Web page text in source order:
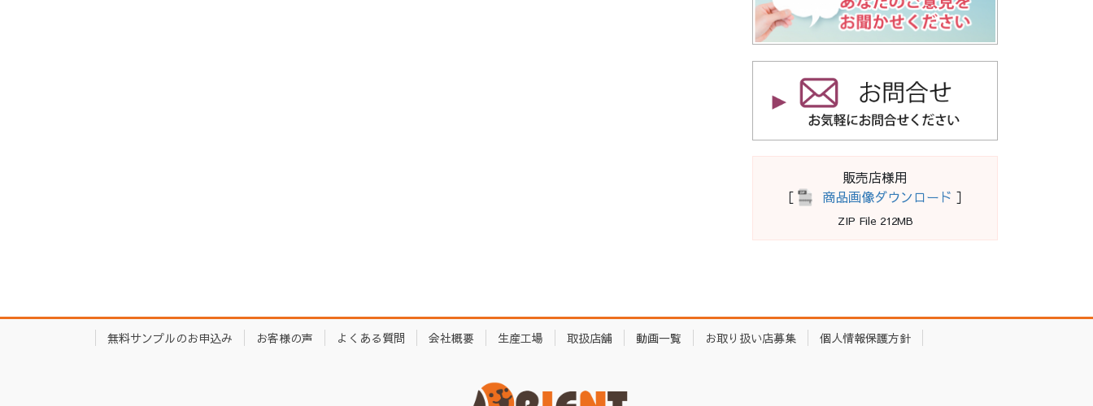
販売店様用
［
商品画像ダウンロード ］
ZIP File 212MB
無料サンプルのお申込み お客様の声 よくある質問 会社概要 生産工場 取扱店舗 動画一覧 お取り扱い店募集 個人情報保護方針